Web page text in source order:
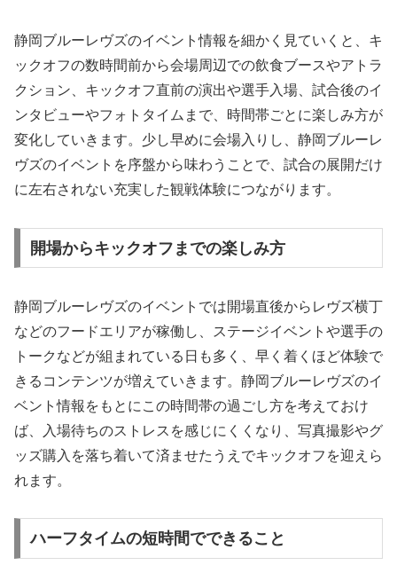
静岡ブルーレヴズのイベント情報を細かく見ていくと、キ
ックオフの数時間前から会場周辺での飲食ブースやアトラ
クション、キックオフ直前の演出や選手入場、試合後のイ
ンタビューやフォトタイムまで、時間帯ごとに楽しみ方が
変化していきます。少し早めに会場入りし、静岡ブルーレ
ヴズのイベントを序盤から味わうことで、試合の展開だけ
に左右されない充実した観戦体験につながります。
開場からキックオフまでの楽しみ方
静岡ブルーレヴズのイベントでは開場直後からレヴズ横丁
などのフードエリアが稼働し、ステージイベントや選手の
トークなどが組まれている日も多く、早く着くほど体験で
きるコンテンツが増えていきます。静岡ブルーレヴズのイ
ベント情報をもとにこの時間帯の過ごし方を考えておけ
ば、入場待ちのストレスを感じにくくなり、写真撮影やグ
ッズ購入を落ち着いて済ませたうえでキックオフを迎えら
れます。
ハーフタイムの短時間でできること